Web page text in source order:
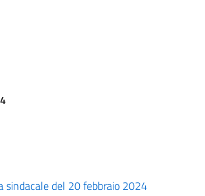
sindacale del 20 febbraio 2024